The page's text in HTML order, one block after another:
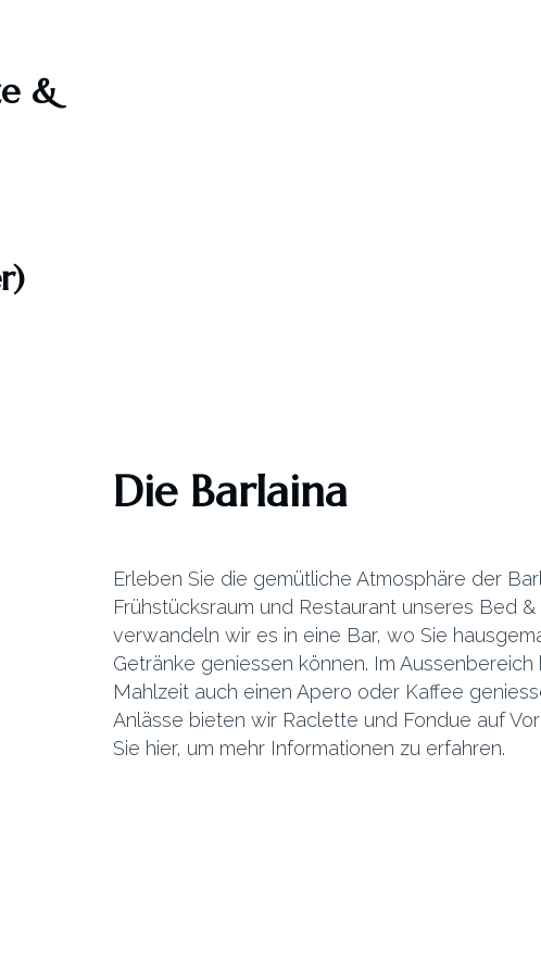
&
Die Barlaina
Erleben Sie die gemütliche Atmosphäre der
Frühstücksraum und Restaurant unseres Bed
verwandeln wir es in eine Bar, wo Sie
Getränke geniessen können. Im
Mahlzeit auch einen Apero oder Kaffee
Anlässe bieten wir Raclette und Fondue auf
Sie hier, um mehr Informationen zu erfahren.